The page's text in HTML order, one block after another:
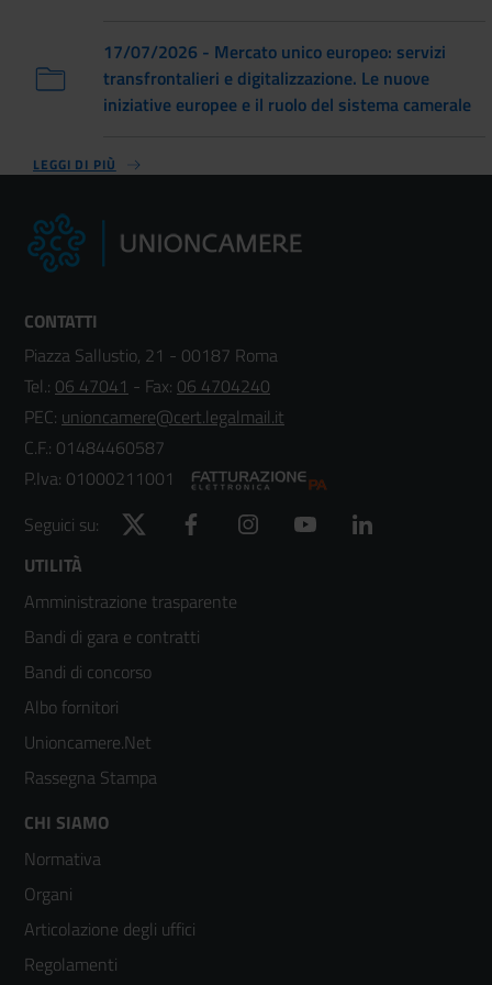
17/07/2026 - Mercato unico europeo: servizi
transfrontalieri e digitalizzazione. Le nuove
iniziative europee e il ruolo del sistema camerale
LEGGI DI PIÙ
CONTATTI
Piazza Sallustio, 21 - 00187 Roma
Tel.: 06 47041 - Fax: 06 4704240
PEC: unioncamere@cert.legalmail.it
C.F.: 01484460587
P.Iva: 01000211001
Seguici su:
Twitter Facebook Instagram YouTube
Footer
menù
colonna
2
UTILITÀ
Amministrazione trasparente
Bandi di gara e contratti
Bandi di concorso
Albo fornitori
Unioncamere.Net
Rassegna Stampa
Footer
menù
colonna
3
CHI SIAMO
Normativa
Organi
Articolazione degli uffici
Regolamenti